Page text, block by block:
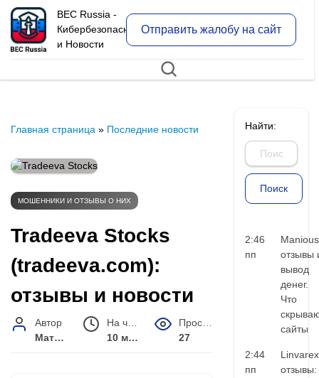
BEC Russia -
Кибербезопасность
и Новости
Отправить жалобу на сайт
Главная страница » Последние новости
МОШЕННИКИ И ОТЗЫВЫ О НИХ
Tradeeva Stocks
(tradeeva.com):
отзывы и новости
Автор
Матвей Иванов
10 мин.
27
Найти:
2:46
пп
Manious
отзывы
вывод
денег.
Что
сайты
2:44
пп
Linvarex
отзывы: